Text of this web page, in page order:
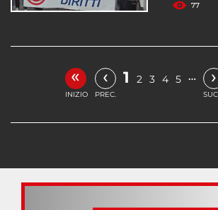
77
«
INIZIO
‹
PREC.
1 2 3 4 5 … ›